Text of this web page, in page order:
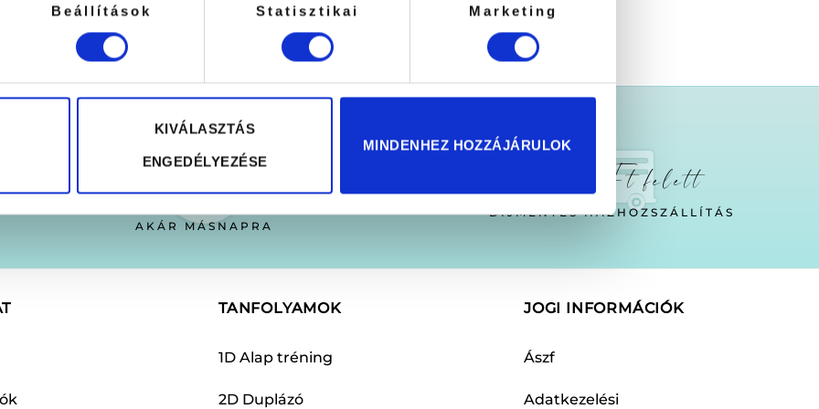
Beállítások Statisztikai Marketing
KIVÁLASZTÁS
ENGEDÉLYEZÉSE
MINDENHEZ HOZZÁJÁRULOK
változatok
a
termékoldalon
választhatók
és hosszabb tartósságot biztosít minden szempilla szettben.
Kiszállítással már
AKÁR MÁSNAPRA
25.000 Ft felett
DÍJMENTES HÁZHOZSZÁLLÍTÁS
TANFOLYAMOK
1D Alap tréning
2D Duplázó
JOGI INFORMÁCIÓK
Ászf
Adatkezelési